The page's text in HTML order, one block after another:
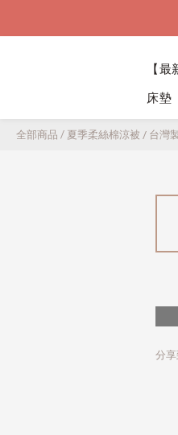
【最
床墊
全部商品 / 夏季柔絲棉涼被 / 台灣
分享